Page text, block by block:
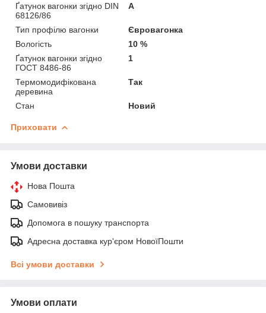
Ґатунок вагонки згідно DIN
68126/86
А
Тип профілю вагонки
Євровагонка
Вологість
10 %
Ґатунок вагонки згідно
ГОСТ 8486-86
1
Термомодифікована
деревина
Так
Стан Новий
Приховати
Умови доставки
Нова Пошта
Самовивіз
Допомога в пошуку транспорта
Адресна доставка кур'єром НовоїПошти
Всі умови доставки
Умови оплати